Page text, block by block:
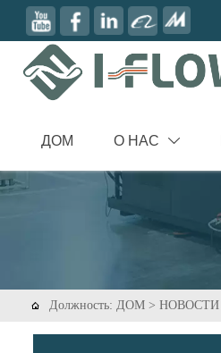
ДОМ О НАС 
 Должность:ДОМ >НОВОСТИ